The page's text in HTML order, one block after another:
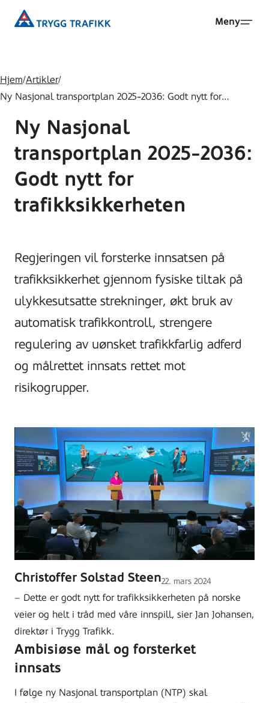
Trygg
Meny
Hjem/Artikler/
Ny Nasjonal transportplan 2025-2036: Godt nytt for…
Ny Nasjonal
transportplan 2025-2036:
Godt nytt for
trafikksikkerheten
Regjeringen vil forsterke innsatsen på
trafikksikkerhet gjennom fysiske tiltak på
ulykkesutsatte strekninger, økt bruk av
automatisk trafikkontroll, strengere
regulering av uønsket trafikkfarlig adferd
og målrettet innsats rettet mot
risikogrupper.
Christoffer Solstad SteenLagt
22. mars 2024
– Dette er godt nytt for trafikksikkerheten på norske
veier og helt i tråd med våre innspill, sier Jan Johansen,
direktør i Trygg Trafikk.
Ambisiøse mål og forsterket
innsats
I følge ny Nasjonal transportplan (NTP) skal